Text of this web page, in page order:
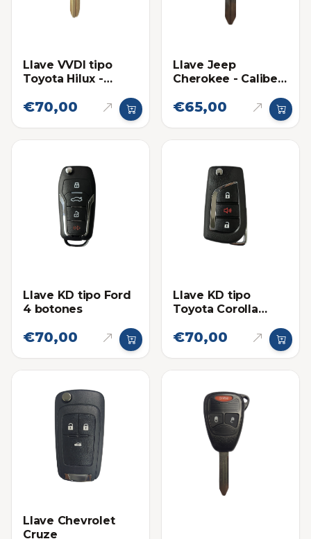
Llave VVDI tipo
Toyota Hilux -
€70,00
Llave Jeep
Cherokee - Caliber
€65,00
Llave KD tipo Ford
4 botones
€70,00
Llave KD tipo
Toyota Corolla
€70,00
Llave Chevrolet
Cruze